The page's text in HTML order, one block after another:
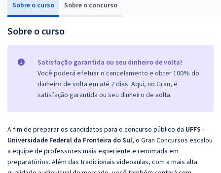
Sobre o curso Sobre o concurso
Sobre o curso
Satisfação garantida ou seu dinheiro de volta!
Você poderá efetuar o cancelamento e obter 100% do
dinheiro de volta em até 7 dias. Aqui, no Gran, é
satisfação garantida ou seu dinheiro de volta.
A fim de preparar os candidatos para o concurso público da UFFS -
Universidade Federal da Fronteira do Sul, o Gran Concursos escalou
a equipe de professores mais experiente e renomada em
preparatórios. Além das tradicionais videoaulas, com a mais alta